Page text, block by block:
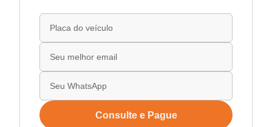
Consulte e Pague